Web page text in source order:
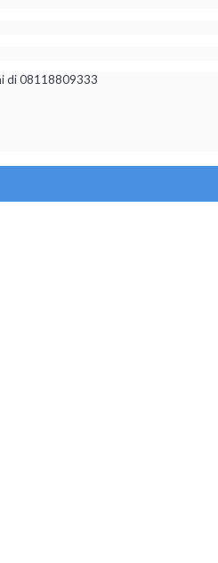
di 08118809333